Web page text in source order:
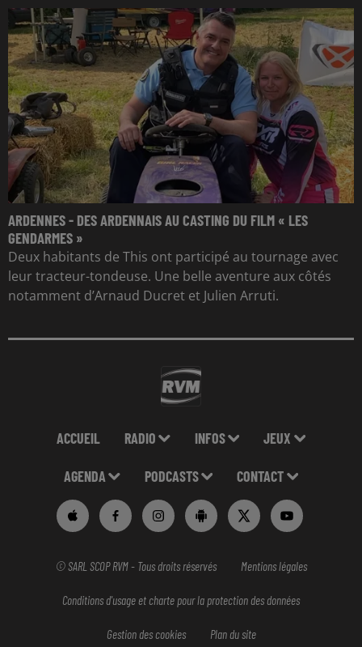
ARDENNES - DES ARDENNAIS AU CASTING DU FILM « LES
GENDARMES »
Deux habitants de This ont participé au tournage avec
leur tracteur-tondeuse. Une belle aventure aux côtés
notamment d’Arnaud Ducret et Julien Arruti.
ACCUEIL RADIO INFOS JEUX
AGENDA PODCASTS CONTACT
© SARL SCOP RVM - Tous droits réservés Mentions légales
Conditions d'usage et charte pour la protection des données
Gestion des cookies Plan du site